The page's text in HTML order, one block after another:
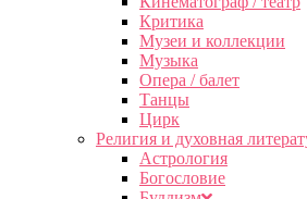
Критика
Музеи и коллекции
Музыка
Опера / балет
Танцы
Цирк
Религия и духовная
Астрология
Богословие